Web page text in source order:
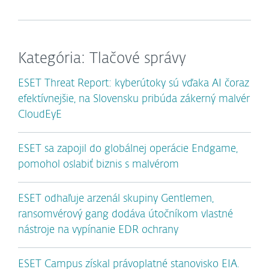
Kategória: Tlačové správy
ESET Threat Report: kyberútoky sú vďaka AI čoraz
efektívnejšie, na Slovensku pribúda zákerný malvér
CloudEyE
ESET sa zapojil do globálnej operácie Endgame,
pomohol oslabiť biznis s malvérom
ESET odhaľuje arzenál skupiny Gentlemen,
ransomvérový gang dodáva útočníkom vlastné
nástroje na vypínanie EDR ochrany
ESET Campus získal právoplatné stanovisko EIA.